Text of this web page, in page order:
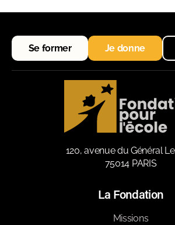
Se former Je donne
120, avenue du Général
75014 PARIS
La Fondation
Missions